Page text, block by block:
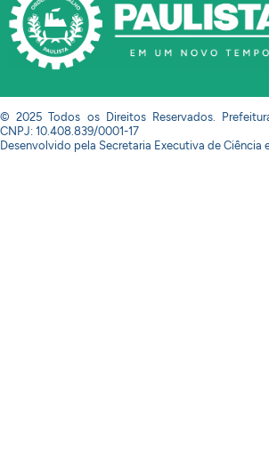
© 2025 Todos os Direitos Reservados.
CNPJ: 10.408.839/0001-17
Desenvolvido pela Secretaria Executiva de Ciência